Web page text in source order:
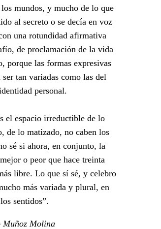
mundos, y mucho de lo que
al secreto o se decía en voz
una rotundidad afirmativa
de proclamación de la vida
porque las formas expresivas
tan variadas como las del
personal.
el espacio irreductible de lo
de lo matizado, no caben los
sé si ahora, en conjunto, la
o peor que hace treinta
libre. Lo que sí sé, y celebro
más variada y plural, en
sentidos”.
Muñoz Molina